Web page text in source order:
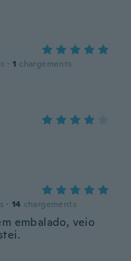
· 1 chargements
· 14 chargements
embalado, veio